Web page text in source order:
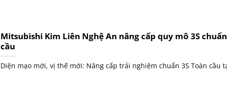
Mitsubishi Kim Liên Nghệ An nâng cấp quy mô 3S
cầu
Diện mạo mới, vị thế mới: Nâng cấp trải nghiệm chuẩn 3S Toàn cầu